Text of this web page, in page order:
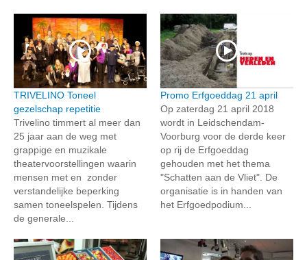
TRIVELINO Toneel
gezelschap repetitie
Trivelino timmert al meer dan
25 jaar aan de weg met
grappige en muzikale
theatervoorstellingen waarin
mensen met en zonder
verstandelijke beperking
samen toneelspelen. Tijdens
de generale...
Promo Erfgoeddag 21 april
Op zaterdag 21 april 2018
wordt in Leidschendam-
Voorburg voor de derde keer
op rij de Erfgoeddag
gehouden met het thema
"Schatten aan de Vliet". De
organisatie is in handen van
het Erfgoedpodium...